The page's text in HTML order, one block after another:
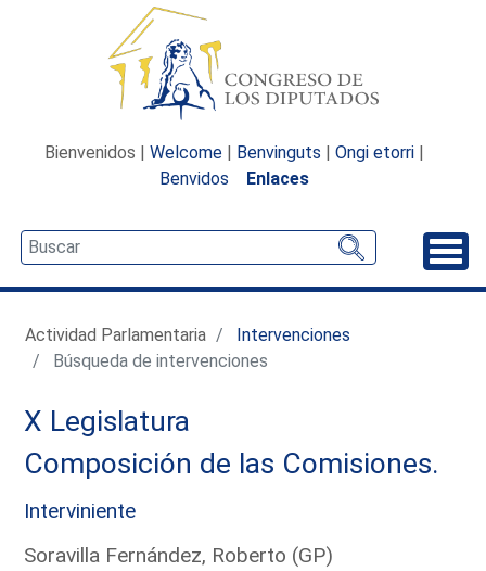
Bienvenidos | Welcome | Benvinguts | Ongi etorri |
Benvidos
Enlaces
Actividad Parlamentaria
Intervenciones
Búsqueda de intervenciones
X Legislatura
Composición de las Comisiones.
Interviniente
Soravilla Fernández, Roberto (GP)